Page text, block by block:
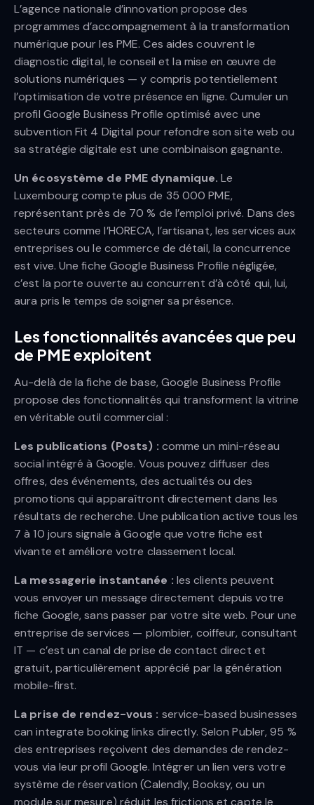
L’agence nationale d’innovation propose des
programmes d’accompagnement à la transformation
numérique pour les PME. Ces aides couvrent le
diagnostic digital, le conseil et la mise en œuvre de
solutions numériques — y compris potentiellement
l’optimisation de votre présence en ligne. Cumuler un
profil Google Business Profile optimisé avec une
subvention Fit 4 Digital pour refondre son site web ou
sa stratégie digitale est une combinaison gagnante.
Un écosystème de PME dynamique. Le
Luxembourg compte plus de 35 000 PME,
représentant près de 70 % de l’emploi privé. Dans des
secteurs comme l’HORECA, l’artisanat, les services aux
entreprises ou le commerce de détail, la concurrence
est vive. Une fiche Google Business Profile négligée,
c’est la porte ouverte au concurrent d’à côté qui, lui,
aura pris le temps de soigner sa présence.
Les fonctionnalités avancées que peu
de PME exploitent
Au-delà de la fiche de base, Google Business Profile
propose des fonctionnalités qui transforment la vitrine
en véritable outil commercial :
Les publications (Posts) : comme un mini-réseau
social intégré à Google. Vous pouvez diffuser des
offres, des événements, des actualités ou des
promotions qui apparaîtront directement dans les
résultats de recherche. Une publication active tous les
7 à 10 jours signale à Google que votre fiche est
vivante et améliore votre classement local.
La messagerie instantanée : les clients peuvent
vous envoyer un message directement depuis votre
fiche Google, sans passer par votre site web. Pour une
entreprise de services — plombier, coiffeur, consultant
IT — c’est un canal de prise de contact direct et
gratuit, particulièrement apprécié par la génération
mobile-first.
La prise de rendez-vous : service-based businesses
can integrate booking links directly. Selon Publer, 95 %
des entreprises reçoivent des demandes de rendez-
vous via leur profil Google. Intégrer un lien vers votre
système de réservation (Calendly, Booksy, ou un
module sur mesure) réduit les frictions et capte le